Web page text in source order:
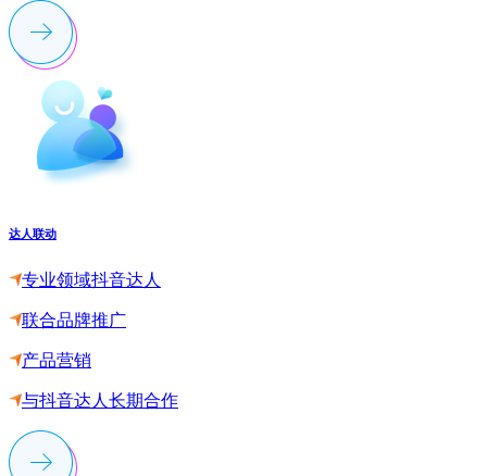
达人联动
专业领域抖音达人
联合品牌推广
产品营销
与抖音达人长期合作